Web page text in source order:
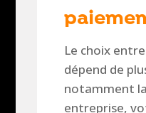
Le choix
dépend de
notamment
entreprise,